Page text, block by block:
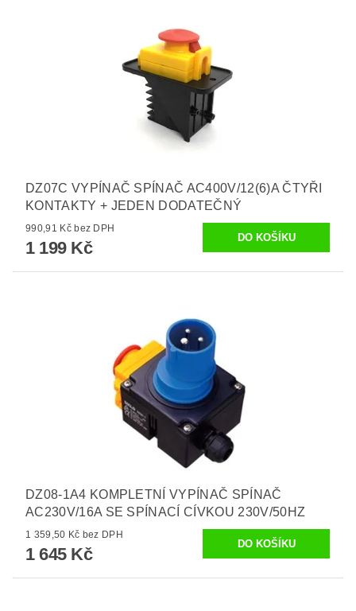
DZ07C VYPÍNAČ SPÍNAČ AC400V/12(6)A ČTYŘI
KONTAKTY + JEDEN DODATEČNÝ
990,91 Kč bez DPH
1 199 Kč
DZ08-1A4 KOMPLETNÍ VYPÍNAČ SPÍNAČ
AC230V/16A SE SPÍNACÍ CÍVKOU 230V/50HZ
1 359,50 Kč bez DPH
1 645 Kč